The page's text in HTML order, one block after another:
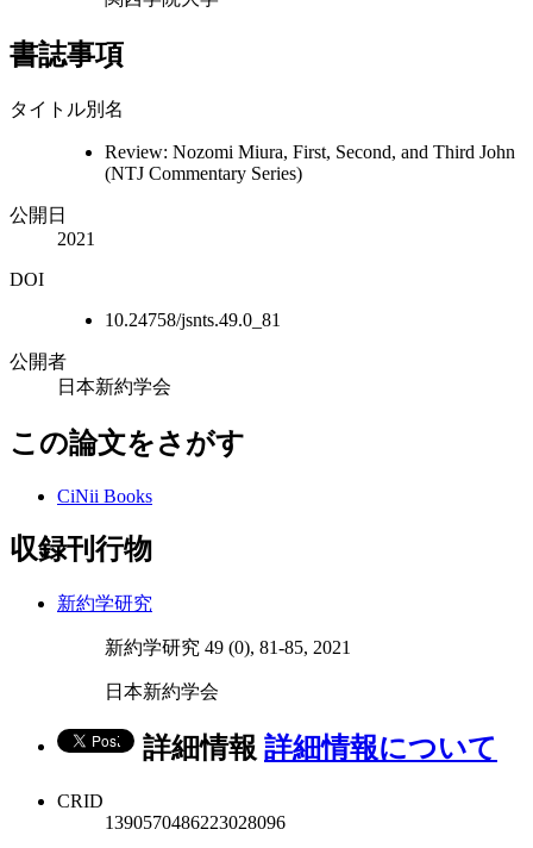
書誌事項
タイトル別名
Review: Nozomi Miura, First, Second, and Third John
(NTJ Commentary Series)
公開日
2021
DOI
10.24758/jsnts.49.0_81
公開者
日本新約学会
この論文をさがす
CiNii Books
収録刊行物
新約学研究
新約学研究 49 (0), 81-85, 2021
日本新約学会
詳細情報 詳細情報について
CRID
1390570486223028096